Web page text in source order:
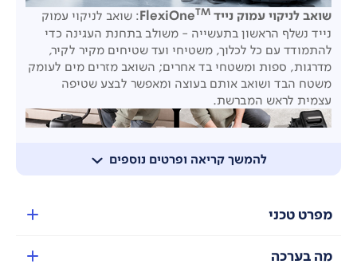
להמשך קריאה ופרטים נוספים
שואב לניקוי עמוק נייד FlexiOneTM
: שואב לניקוי עמוק
נייד נשלף הראשון בתעשייה - משולב בתחנת העגינה כדי
להתמודד עם כל לכלוך, משטיחי ועד שטיחים מקיר לקיר,
מדרגות, ספות ומשטחי בד אחרים; השואב מזרים מים לעומק
משטח הבד ושואב אותם בעוצה ומאפשר לבצע שטיפה
עצמית לראש המברשת.
מפרט טכני
מה בערכה